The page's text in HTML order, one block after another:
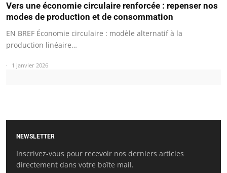
Vers une économie circulaire renforcée : repenser nos
modes de production et de consommation
EN BREF Économie circulaire : modèle alternatif à la
production linéaire…
1 janvier 2026
NEWSLETTER
Inscrivez-vous pour recevoir nos derniers articles
directement dans votre boîte mail.